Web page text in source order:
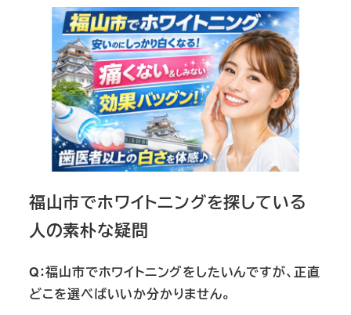
福山市でホワイトニングを探している
人の素朴な疑問
Q：福山市でホワイトニングをしたいんですが、正直
どこを選べばいいか分かりません。